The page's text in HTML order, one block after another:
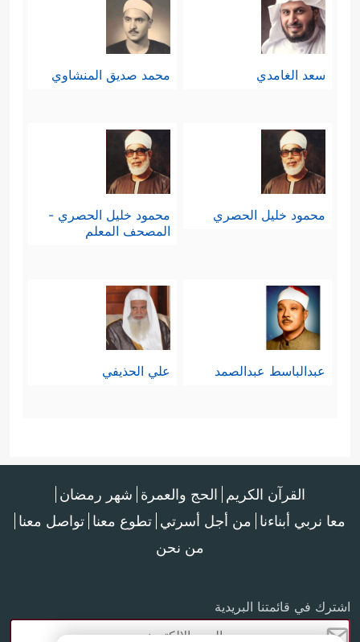
سعد الغامدي محمد صديق المنشاوي
محمود خليل الحصري
محمود خليل الحصري -
المصحف المعلم
عبدالباسط عبدالصمد علي الحذيفي
القرآن الكريم الحج والعمرة شهر رمضان
معا نربي أبناءنا من أجل أسرتي تطوع معنا تواصل معنا
من نحن
اشترك في قائمتنا البريدية